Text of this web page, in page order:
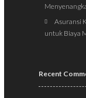
Asuransi
untuk Biaya
Recent